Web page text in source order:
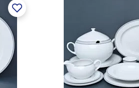
pomocí klasických
ochrannou známku LC a